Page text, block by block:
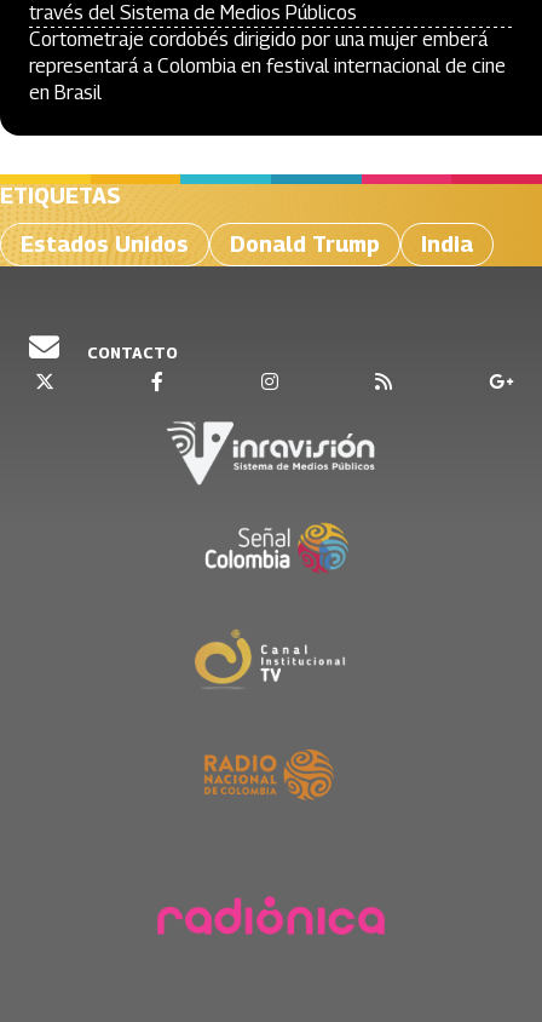
través del Sistema de Medios Públicos
Cortometraje cordobés dirigido por una mujer emberá
representará a Colombia en festival internacional de cine
en Brasil
ETIQUETAS
Estados Unidos
Donald Trump India
CONTACTO